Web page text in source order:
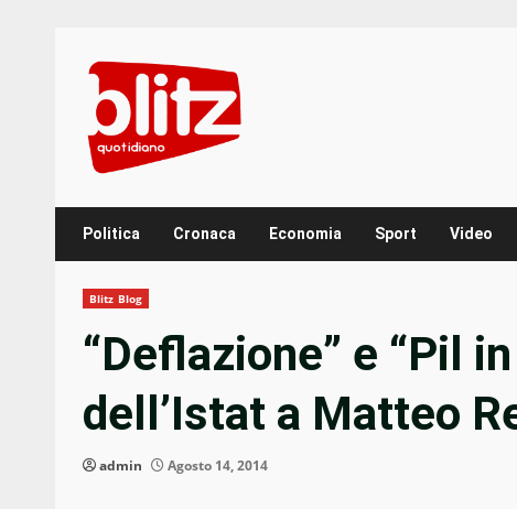
content
Politica Cronaca Economia Sport Video
Blitz Blog
“Deflazione” e “Pil
dell’Istat a Matteo
admin Agosto 14, 2014